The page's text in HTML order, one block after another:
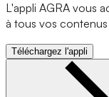
L'appli AGRA vous
à tous vos
Téléchargez l'appli